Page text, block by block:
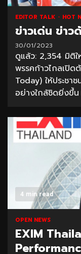
EDITOR TALK HOT
ข่าวเด่น ข่า
30/01/2023
ดูแล้ว: 2,354 มิติ
พรรคก้าวไกลเปิด
Today) ให้ประชา
อย่างใกล้ชิดยิ่งขึ้น
4 min read
OPEN NEWS
EXIM